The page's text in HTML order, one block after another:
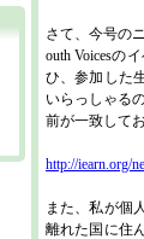
さて、今号の
outh Voicesの
ひ、参加した
いらっしゃる
前が一致して
http://iearn.org/
また、私が個
離れた国に住